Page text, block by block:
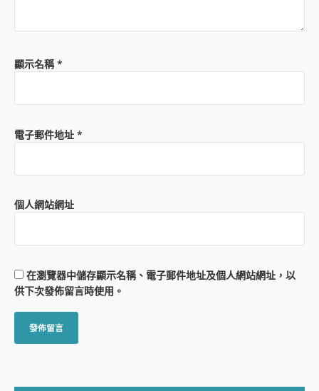
顯示名稱*
電子郵件地址 *
個人網站網址
在瀏覽器中儲存顯示名稱、電子郵件地址及個人網站網址，以
供下次發佈留言時使用。